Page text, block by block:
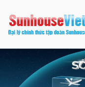
tới
nội
dung